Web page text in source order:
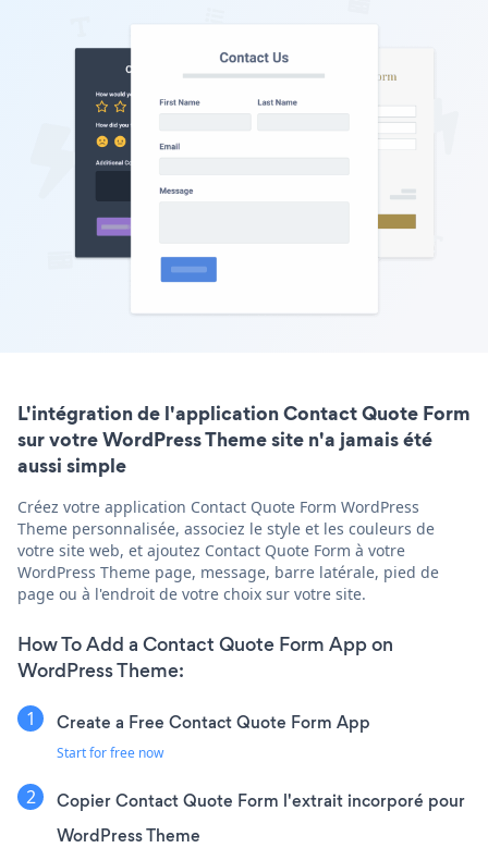
L'intégration de l'application Contact Quote Form
sur votre WordPress Theme site n'a jamais été
aussi simple
Créez votre application Contact Quote Form WordPress
Theme personnalisée, associez le style et les couleurs de
votre site web, et ajoutez Contact Quote Form à votre
WordPress Theme page, message, barre latérale, pied de
page ou à l'endroit de votre choix sur votre site.
How To Add a Contact Quote Form App on
WordPress Theme:
Create a Free Contact Quote Form App
Start for free now
Copier Contact Quote Form l'extrait incorporé pour
WordPress Theme